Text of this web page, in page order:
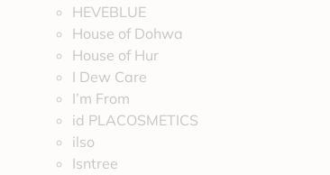
HEVEBLUE
House of Dohwa
House of Hur
I Dew Care
I’m From
id PLACOSMETICS
ilso
Isntree